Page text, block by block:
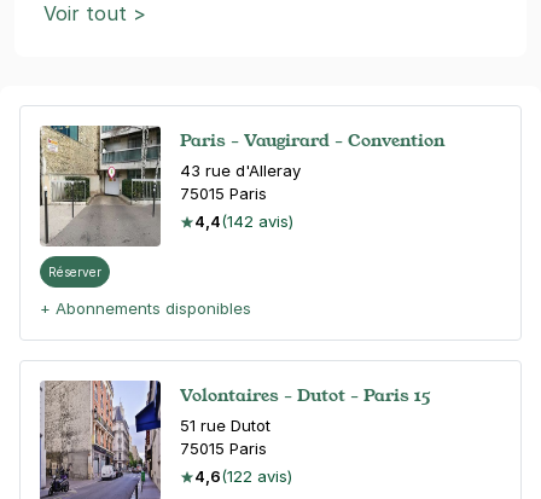
Paris - Vaugirard - Convention
43 rue d'Alleray
75015 Paris
4,4(142 avis)
Réserver
+ Abonnements disponibles
Volontaires - Dutot - Paris 15
51 rue Dutot
75015 Paris
4,6(122 avis)
Voir tout >